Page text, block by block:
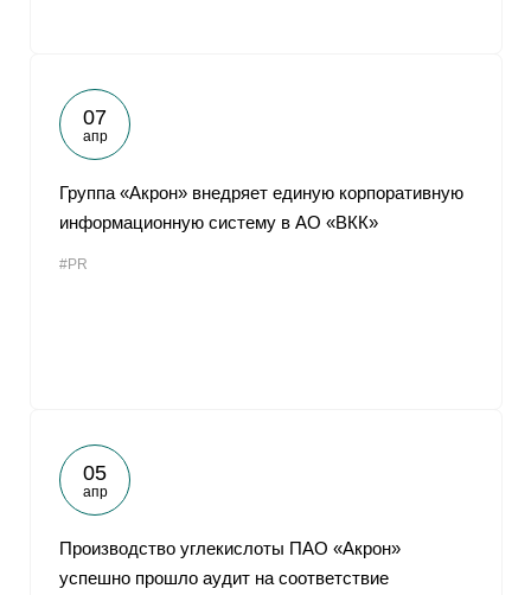
07
апр
Группа «Акрон» внедряет единую корпоративную
информационную систему в АО «ВКК»
#PR
05
апр
Производство углекислоты ПАО «Акрон»
успешно прошло аудит на соответствие